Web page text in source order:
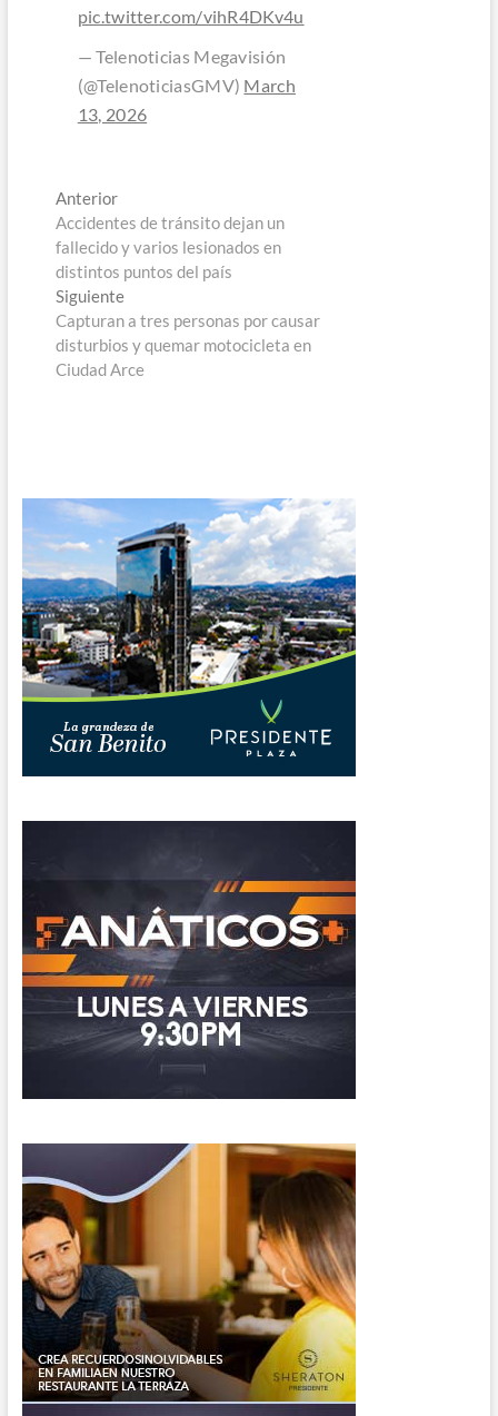
pic.twitter.com/vihR4DKv4u
— Telenoticias Megavisión
(@TelenoticiasGMV) March
13, 2026
Navegación
de
entradas
AnteriorEntrada
anterior:
Accidentes de tránsito dejan un
fallecido y varios lesionados en
distintos puntos del país
SiguienteEntrada
siguiente:
Capturan a tres personas por causar
disturbios y quemar motocicleta en
Ciudad Arce